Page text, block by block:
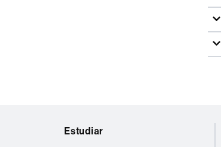
Estudiar